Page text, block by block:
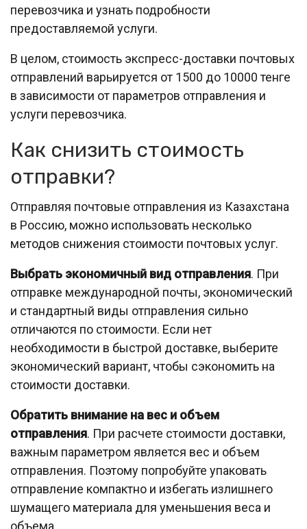
перевозчика и узнать подробности
предоставляемой услуги.
В целом, стоимость экспресс-доставки почтовых
отправлений варьируется от 1500 до 10000 тенге
в зависимости от параметров отправления и
услуги перевозчика.
Как снизить стоимость
отправки?
Отправляя почтовые отправления из Казахстана
в Россию, можно использовать несколько
методов снижения стоимости почтовых услуг.
Выбрать экономичный вид отправления. При
отправке международной почты, экономический
и стандартный виды отправления сильно
отличаются по стоимости. Если нет
необходимости в быстрой доставке, выберите
экономический вариант, чтобы сэкономить на
стоимости доставки.
Обратить внимание на вес и объем
отправления. При расчете стоимости доставки,
важным параметром является вес и объем
отправления. Поэтому попробуйте упаковать
отправление компактно и избегать излишнего
шумащего материала для уменьшения веса и
объема.